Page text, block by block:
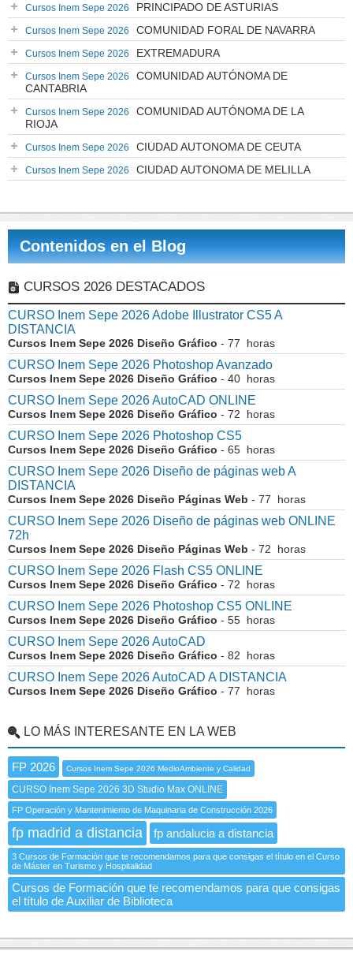
Cursos Inem Sepe 2026 PRINCIPADO DE ASTURIAS
Cursos Inem Sepe 2026 COMUNIDAD FORAL DE NAVARRA
Cursos Inem Sepe 2026 EXTREMADURA
Cursos Inem Sepe 2026
COMUNIDAD AUTÓNOMA DE
CANTABRIA
Cursos Inem Sepe 2026
COMUNIDAD AUTÓNOMA DE LA
RIOJA
Cursos Inem Sepe 2026 CIUDAD AUTONOMA DE CEUTA
Cursos Inem Sepe 2026 CIUDAD AUTONOMA DE MELILLA
Contenidos en el Blog
CURSOS 2026 DESTACADOS
CURSO Inem Sepe 2026 Adobe Illustrator CS5 A
DISTANCIA
Cursos Inem Sepe 2026 Diseño Gráfico - 77 horas
CURSO Inem Sepe 2026 Photoshop Avanzado
Cursos Inem Sepe 2026 Diseño Gráfico - 40 horas
CURSO Inem Sepe 2026 AutoCAD ONLINE
Cursos Inem Sepe 2026 Diseño Gráfico - 72 horas
CURSO Inem Sepe 2026 Photoshop CS5
Cursos Inem Sepe 2026 Diseño Gráfico - 65 horas
CURSO Inem Sepe 2026 Diseño de páginas web A
DISTANCIA
Cursos Inem Sepe 2026 Diseño Páginas Web - 77 horas
CURSO Inem Sepe 2026 Diseño de páginas web ONLINE
72h
Cursos Inem Sepe 2026 Diseño Páginas Web - 72 horas
CURSO Inem Sepe 2026 Flash CS5 ONLINE
Cursos Inem Sepe 2026 Diseño Gráfico - 72 horas
CURSO Inem Sepe 2026 Photoshop CS5 ONLINE
Cursos Inem Sepe 2026 Diseño Gráfico - 55 horas
CURSO Inem Sepe 2026 AutoCAD
Cursos Inem Sepe 2026 Diseño Gráfico - 82 horas
CURSO Inem Sepe 2026 AutoCAD A DISTANCIA
Cursos Inem Sepe 2026 Diseño Gráfico - 77 horas
LO MÁS INTERESANTE EN LA WEB
FP 2026 Cursos Inem Sepe 2026 MedioAmbiente y Calidad
CURSO Inem Sepe 2026 3D Studio Max ONLINE
FP Operación y Mantenimiento de Maquinaria de Construcción 2026
fp madrid a distancia fp andalucia a distancia
3 Cursos de Formación que te recomendamos para que consigas el título en el Curso
de Máster en Turismo y Hospitalidad
Cursos de Formación que te recomendamos para que consigas
el título de Auxiliar de Biblioteca